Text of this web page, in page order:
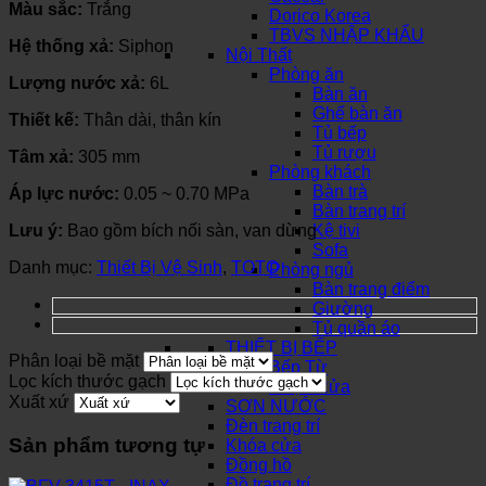
Dorico Korea
TBVS NHẬP KHẨU
Nội Thất
Phòng ăn
Bàn ăn
Ghế bàn ăn
Tủ bếp
Tủ rượu
Phòng khách
Bàn trà
Bàn trang trí
Kệ tivi
Sofa
Phòng ngủ
Bàn trang điểm
Giường
Tủ quần áo
THIẾT BỊ BẾP
Bếp Từ
Chậu Rửa
SƠN NƯỚC
Đèn trang trí
Khóa cửa
Đồng hồ
Màu sắc: Trắng
Hệ thống xả: Siphon
Lượng nước xả: 6L
Thiết kế: Thân dài, thân kín
Tâm xả: 305 mm
Áp lực nước: 0.05 ~ 0.70 MPa
Lưu ý: Bao gồm bích nối sàn, van dừng
Danh mục: Thiết Bị Vệ Sinh, TOTO
Phân loại bề mặt
Lọc kích thước gạch
Xuất xứ
Sản phẩm tương tự